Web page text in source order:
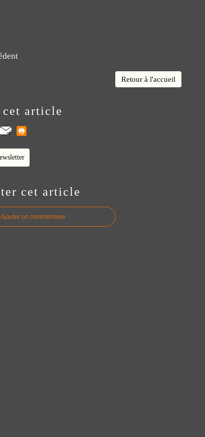
Retour à l'accueil
cet article
cet article
Ajouter un commentaire